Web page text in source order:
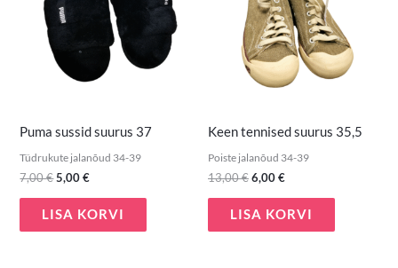
Puma sussid suurus 37
Tüdrukute jalanõud 34-39
7,00€5,00€
LISA KORVI
Keen tennised suurus 35,5
Poiste jalanõud 34-39
13,00€6,00€
LISA KORVI